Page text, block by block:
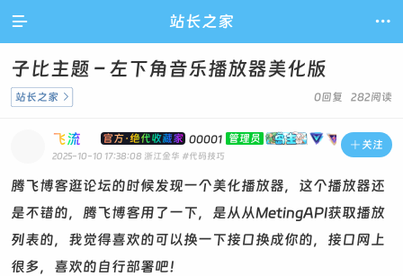
 站长之家 
子比主题 – 左下角音乐播放器美化版
0回复 282阅读
站长之家 
 关注
飞流 官方·绝代收藏家 00001 管理员
2025-10-10 17:38:08 浙江金华 #代码技巧
腾飞博客逛论坛的时候发现一个美化播放器，这个播放器还
是不错的，腾飞博客用了一下，是从从MetingAPI获取播放
列表的，我觉得喜欢的可以换一下接口换成你的，接口网上
很多，喜欢的自行部署吧！